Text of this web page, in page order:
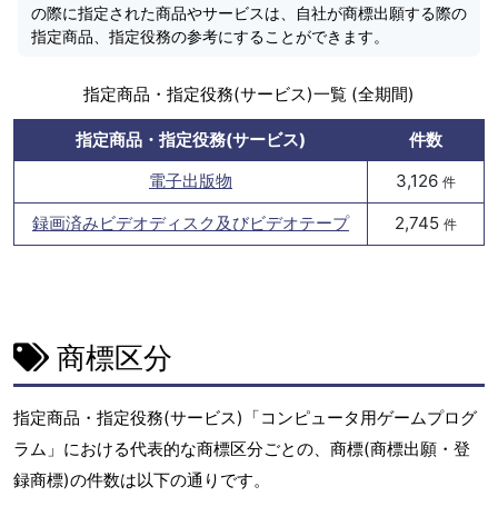
の際に指定された商品やサービスは、自社が商標出願する際の
指定商品、指定役務の参考にすることができます。
指定商品・指定役務(サービス)一覧 (全期間)
指定商品・指定役務(サービス)
件数
電子出版物
3,126 件
録画済みビデオディスク及びビデオテープ 2,745 件
商標区分
指定商品・指定役務(サービス)「コンピュータ用ゲームプログ
ラム」における代表的な商標区分ごとの、商標(商標出願・登
録商標)の件数は以下の通りです。